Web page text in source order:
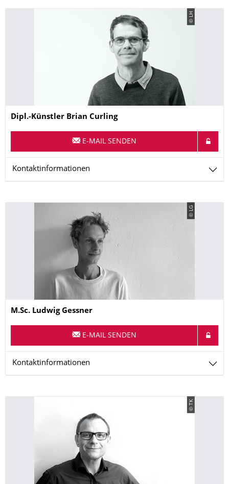
© LH
Name
Dipl.-Künstler Brian Curling
E-MAIL SENDEN
Kontaktinformationen
© LG
Name
M.Sc. Ludwig Gessner
E-MAIL SENDEN
Kontaktinformationen
© TK